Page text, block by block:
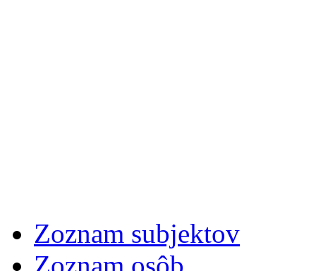
Zoznam subjektov
Zoznam osôb